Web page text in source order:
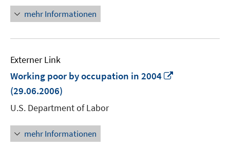
mehr Informationen
Externer Link
Working poor by occupation in 2004
(29.06.2006)
U.S. Department of Labor
mehr Informationen